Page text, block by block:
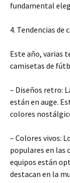
fundamental
4. Tendencias
Este año, varias
camisetas de
– Diseños retro:
están en auge.
colores
– Colores vivos:
populares en las
equipos están
destacan en la